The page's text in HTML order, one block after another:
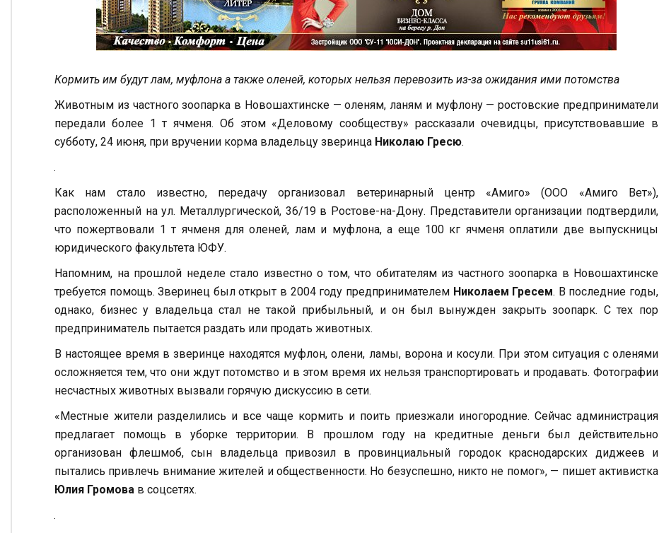
Кормить им будут лам, муфлона а также оленей, которых нельзя перевозить из-за ожидания ими потомства
Животным из частного зоопарка в Новошахтинске — оленям, ланям и муфлону — ростовские предприниматели
передали более 1 т ячменя. Об этом «Деловому сообществу» рассказали очевидцы, присутствовавшие в
субботу, 24 июня, при вручении корма владельцу зверинца Николаю Гресю.
Как нам стало известно, передачу организовал ветеринарный центр «Амиго» (ООО «Амиго Вет»),
расположенный на ул. Металлургической, 36/19 в Ростове-на-Дону. Представители организации подтвердили,
что пожертвовали 1 т ячменя для оленей, лам и муфлона, а еще 100 кг ячменя оплатили две выпускницы
юридического факультета ЮФУ.
Напомним, на прошлой неделе стало известно о том, что обитателям из частного зоопарка в Новошахтинске
требуется помощь. Зверинец был открыт в 2004 году предпринимателем Николаем Гресем. В последние годы,
однако, бизнес у владельца стал не такой прибыльный, и он был вынужден закрыть зоопарк. С тех пор
предприниматель пытается раздать или продать животных.
В настоящее время в зверинце находятся муфлон, олени, ламы, ворона и косули. При этом ситуация с оленями
осложняется тем, что они ждут потомство и в этом время их нельзя транспортировать и продавать. Фотографии
несчастных животных вызвали горячую дискуссию в сети.
«Местные жители разделились и все чаще кормить и поить приезжали иногородние. Сейчас администрация
предлагает помощь в уборке территории. В прошлом году на кредитные деньги был действительно
организован флешмоб, сын владельца привозил в провинциальный городок краснодарских диджеев и
пытались привлечь внимание жителей и общественности. Но безуспешно, никто не помог», — пишет активистка
Юлия Громова в соцсетях.